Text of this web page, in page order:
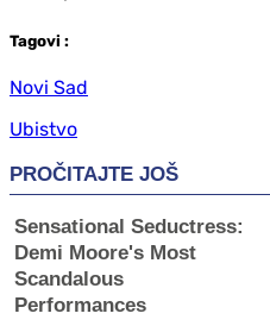
Tagovi :
Novi Sad
Ubistvo